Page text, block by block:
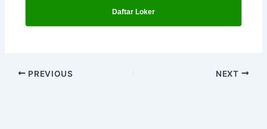
Daftar Loker
PREVIOUS NEXT